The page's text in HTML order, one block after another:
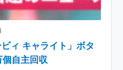
ィ キャライト」ボタ
個自主回収